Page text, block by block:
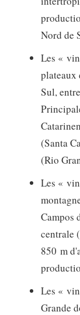
Nord de
Les «
plateaux
Sul,
(Santa
(Rio
Les «
Campos
centrale
850 m
Les «
Grande